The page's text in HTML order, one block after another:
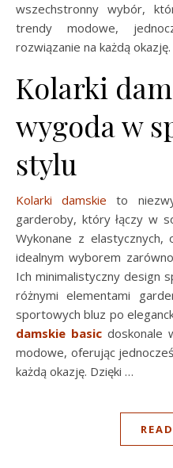
wszechstronny wybór,
trendy modowe,
rozwiązanie na każdą okazję.
Kolarki
wygoda w
stylu
Kolarki damskie to
garderoby, który łączy w
Wykonane z elastycznych,
idealnym wyborem zarówno
Ich minimalistyczny design
różnymi elementami
sportowych bluz po
damskie basic doskonale
modowe, oferując
każdą okazję. Dzięki …